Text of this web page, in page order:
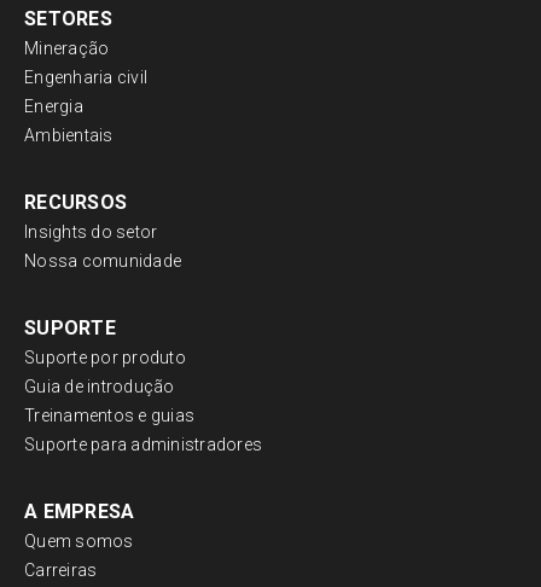
SETORES
Mineração
Engenharia civil
Energia
Ambientais
RECURSOS
Insights do setor
Nossa comunidade
SUPORTE
Suporte por produto
Guia de introdução
Treinamentos e guias
Suporte para administradores
A EMPRESA
Quem somos
Carreiras